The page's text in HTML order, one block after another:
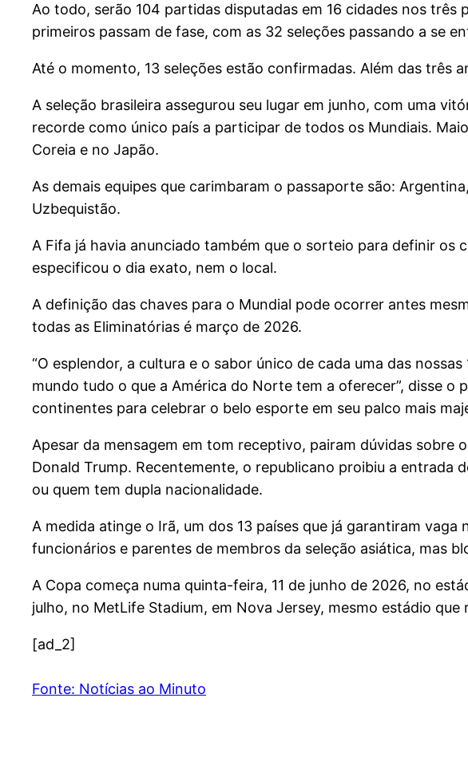
Ao todo, serão 104 partidas disputadas em 16 cidades nos três
primeiros passam de fase, com as 32 seleções passando a se
Até o momento, 13 seleções estão confirmadas. Além das três
A seleção brasileira assegurou seu lugar em junho, com uma
recorde como único país a participar de todos os Mundiais.
Coreia e no Japão.
As demais equipes que carimbaram o passaporte são:
Uzbequistão.
A Fifa já havia anunciado também que o sorteio para definir
especificou o dia exato, nem o local.
A definição das chaves para o Mundial pode ocorrer antes
todas as Eliminatórias é março de 2026.
“O esplendor, a cultura e o sabor único de cada uma das
mundo tudo o que a América do Norte tem a oferecer”, disse o
continentes para celebrar o belo esporte em seu palco mais
Apesar da mensagem em tom receptivo, pairam dúvidas sobre
Donald Trump. Recentemente, o republicano proibiu a entrada
ou quem tem dupla nacionalidade.
A medida atinge o Irã, um dos 13 países que já garantiram
funcionários e parentes de membros da seleção asiática, mas
A Copa começa numa quinta-feira, 11 de junho de 2026, no
julho, no MetLife Stadium, em Nova Jersey, mesmo estádio
[ad_2]
Fonte: Notícias ao Minuto